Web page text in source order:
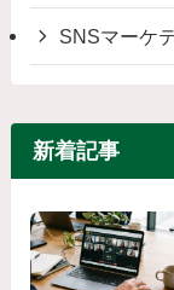
SNSマーケ
新着記事